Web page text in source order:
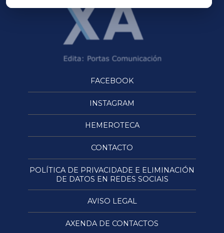
FACEBOOK
INSTAGRAM
HEMEROTECA
CONTACTO
POLÍTICA DE PRIVACIDADE E ELIMINACIÓN
DE DATOS EN REDES SOCIAIS
AVISO LEGAL
AXENDA DE CONTACTOS